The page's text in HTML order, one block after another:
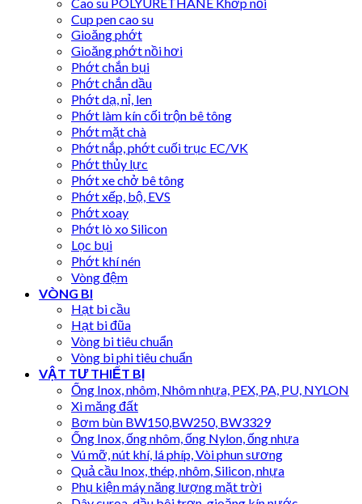
Cup pen cao su
Gioăng phớt
Gioăng phớt nồi hơi
Phớt chắn bụi
Phớt chắn dầu
Phớt dạ, nỉ, len
Phớt làm kín cối trộn bê tông
Phớt mặt chà
Phớt nắp, phớt cuối trục EC/VK
Phớt thủy lực
Phớt xe chở bê tông
Phớt xếp, bộ, EVS
Phớt xoay
Phớt lò xo Silicon
Lọc bụi
Phớt khí nén
Vòng đệm
VÒNG BI
Hạt bi cầu
Hạt bi đũa
Vòng bi tiêu chuẩn
Vòng bi phi tiêu chuẩn
VẬT TƯ THIẾT BỊ
Ống Inox, nhôm, Nhôm nhựa, PEX, PA, PU, NYLON
Xi măng đất
Bơm bùn BW150,BW250, BW3329
Ống Inox, ống nhôm, ống Nylon, ống nhựa
Vú mỡ, nút khí, lá phíp, Vòi phun sương
Quả cầu Inox, thép, nhôm, Silicon, nhựa
Phụ kiện máy năng lượng mặt trời